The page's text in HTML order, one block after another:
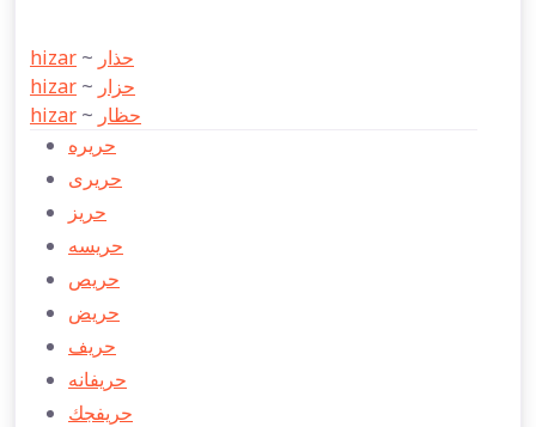
hizar ~ حذار
hizar ~ حزار
hizar ~ حظار
حریره
حریری
حریز
حریسه
حریص
حریض
حریف
حریفانه
حریفجك